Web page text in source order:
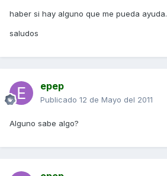
haber si hay alguno que me pueda ayuda.
saludos
epep
Publicado 12 de Mayo del 2011
Alguno sabe algo?